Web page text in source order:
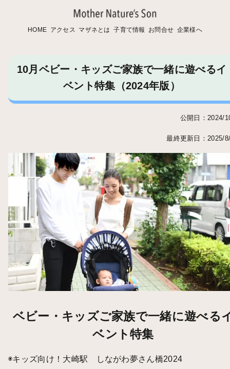
HOME アクセス マザネとは 子育て情報 お問合せ 企業様へ
10月ベビー・キッズご家族で一緒に遊べるイ
ベント特集（2024年版）
公開日：2024/
最終更新日：2025/
ベビー・キッズご家族で一緒に遊べる
ベント特集
◉キッズ向け！大崎駅 しながわ夢さん橋2024